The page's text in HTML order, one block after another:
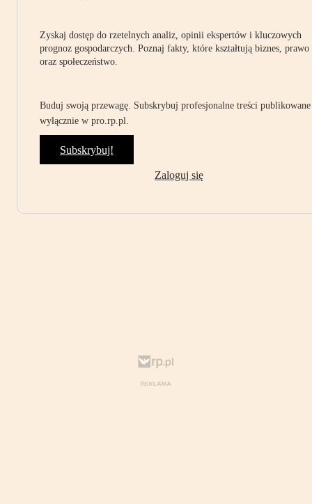
Zyskaj dostęp do rzetelnych analiz, opinii ekspertów i kluczowych
prognoz gospodarczych. Poznaj fakty, które kształtują biznes, prawo
oraz społeczeństwo.
Buduj swoją przewagę. Subskrybuj profesjonalne treści publikowane
wyłącznie w pro.rp.pl.
Subskrybuj!
Zaloguj się